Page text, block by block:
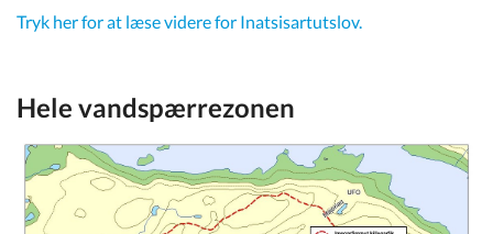
Tryk her for at læse videre for Inatsisartutslov.
Hele vandspærrezonen